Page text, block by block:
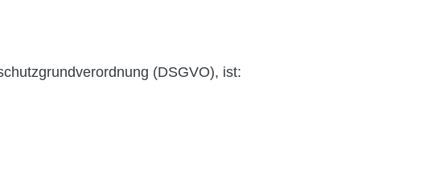
(DSGVO), ist: